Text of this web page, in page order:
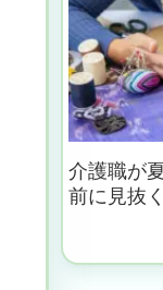
介護職が
前に見抜